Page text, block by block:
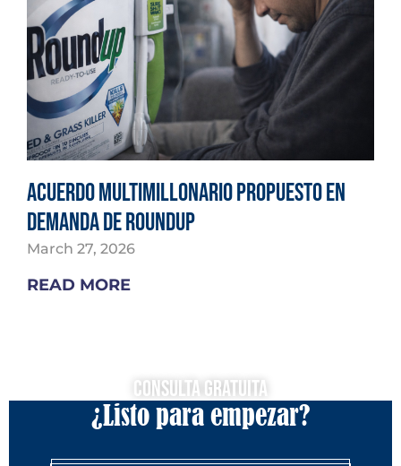
Acuerdo multimillonario propuesto en
demanda de Roundup
March 27, 2026
READ MORE
Consulta Gratuita
¿Listo para empezar?